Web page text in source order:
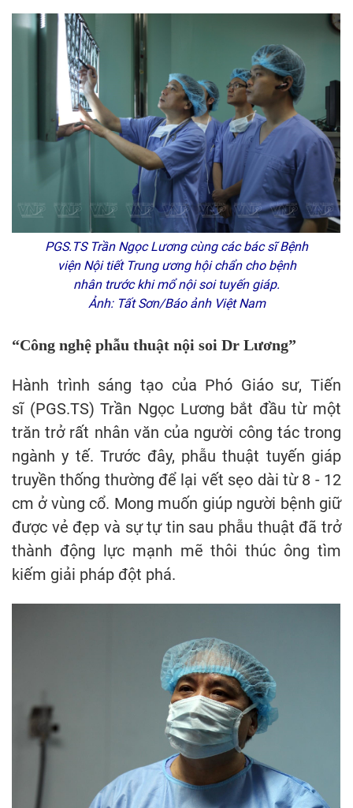
PGS.TS Trần Ngọc Lương cùng các bác sĩ Bệnh
viện Nội tiết Trung ương hội chẩn cho bệnh
nhân trước khi mổ nội soi tuyến giáp.
Ảnh: Tất Sơn/Báo ảnh Việt Nam
“Công nghệ phẫu thuật nội soi Dr Lương”
Hành trình sáng tạo của Phó Giáo sư, Tiến
sĩ (PGS.TS) Trần Ngọc Lương bắt đầu từ một
trăn trở rất nhân văn của người công tác trong
ngành y tế. Trước đây, phẫu thuật tuyến giáp
truyền thống thường để lại vết sẹo dài từ 8 - 12
cm ở vùng cổ. Mong muốn giúp người bệnh giữ
được vẻ đẹp và sự tự tin sau phẫu thuật đã trở
thành động lực mạnh mẽ thôi thúc ông tìm
kiếm giải pháp đột phá.